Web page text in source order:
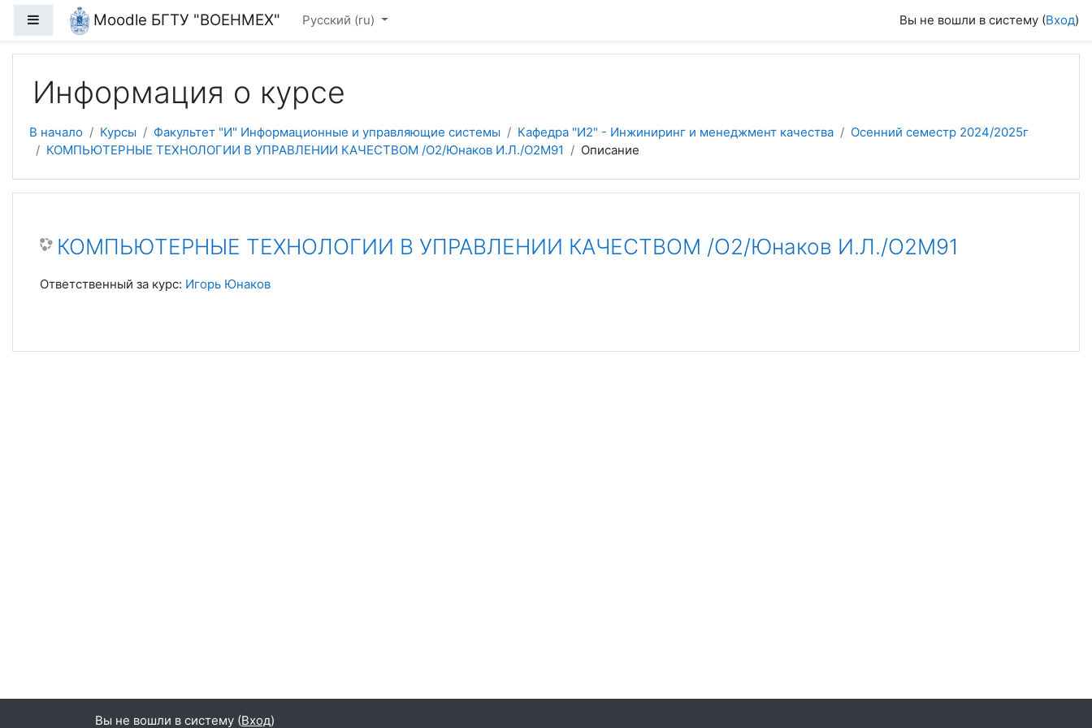
Перейти к основному содержанию
Боковая панельMoodle БГТУ "ВОЕНМЕХ" Русский ‎(ru)‎ Вы не вошли в систему (Вход)
Информация о курсе
В начало Курсы Факультет "И" Информационные и управляющие системы Кафедра "И2" - Инжиниринг и менеджмент качества
Осенний семестр 2024/2025г
КОМПЬЮТЕРНЫЕ ТЕХНОЛОГИИ В УПРАВЛЕНИИ КАЧЕСТВОМ /О2/Юнаков И.Л./О2М91
Описание
КОМПЬЮТЕРНЫЕ ТЕХНОЛОГИИ В УПРАВЛЕНИИ КАЧЕСТВОМ /О2/Юнаков И.Л./О2М91
Ответственный за курс: Игорь Юнаков
Вы не вошли в систему (Вход)